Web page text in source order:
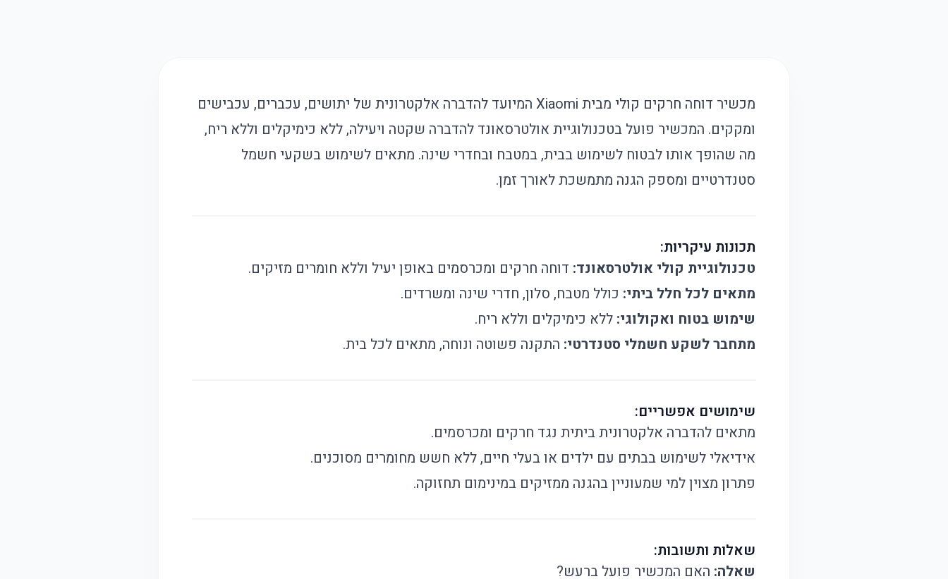
מכשיר דוחה חרקים קולי מבית Xiaomi המיועד להדברה אלקטרונית של יתושים, עכברים, עכבישים
ומקקים. המכשיר פועל בטכנולוגיית אולטרסאונד להדברה שקטה ויעילה, ללא כימיקלים וללא ריח,
מה שהופך אותו לבטוח לשימוש בבית, במטבח ובחדרי שינה. מתאים לשימוש בשקעי חשמל
סטנדרטיים ומספק הגנה מתמשכת לאורך זמן.
תכונות עיקריות:
טכנולוגיית קולי אולטרסאונד: דוחה חרקים ומכרסמים באופן יעיל וללא חומרים מזיקים.
מתאים לכל חלל ביתי: כולל מטבח, סלון, חדרי שינה ומשרדים.
שימוש בטוח ואקולוגי: ללא כימיקלים וללא ריח.
מתחבר לשקע חשמלי סטנדרטי: התקנה פשוטה ונוחה, מתאים לכל בית.
שימושים אפשריים:
מתאים להדברה אלקטרונית ביתית נגד חרקים ומכרסמים.
אידיאלי לשימוש בבתים עם ילדים או בעלי חיים, ללא חשש מחומרים מסוכנים.
פתרון מצוין למי שמעוניין בהגנה ממזיקים במינימום תחזוקה.
שאלות ותשובות:
שאלה: האם המכשיר פועל ברעש?